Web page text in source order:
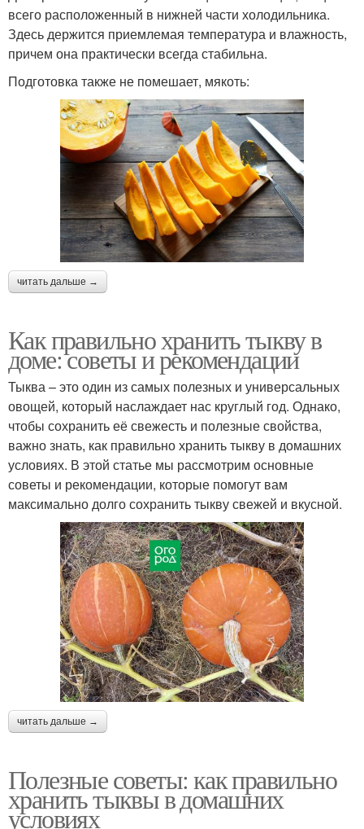
всего расположенный в нижней части холодильника.
Здесь держится приемлемая температура и влажность,
причем она практически всегда стабильна.
Подготовка также не помешает, мякоть:
читать дальше →
Как правильно хранить тыкву в
доме: советы и рекомендации
Тыква – это один из самых полезных и универсальных
овощей, который наслаждает нас круглый год. Однако,
чтобы сохранить её свежесть и полезные свойства,
важно знать, как правильно хранить тыкву в домашних
условиях. В этой статье мы рассмотрим основные
советы и рекомендации, которые помогут вам
максимально долго сохранить тыкву свежей и вкусной.
читать дальше →
Полезные советы: как правильно
хранить тыквы в домашних
условиях